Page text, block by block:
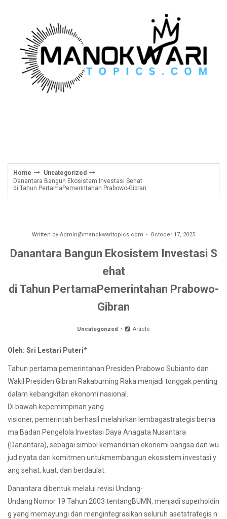
Home
Uncategorized
Danantara Bangun Ekosistem Investasi Sehat
di Tahun PertamaPemerintahan Prabowo-Gibran
Written by Admin@manokwaritopics.com October 17, 2025
Danantara Bangun Ekosistem Investasi S
ehat
di Tahun PertamaPemerintahan Prabowo-
Gibran
Uncategorized Article
Oleh: Sri Lestari Puteri*
Tahun pertama pemerintahan Presiden Prabowo Subianto dan
Wakil Presiden Gibran Rakabuming Raka menjadi tonggak penting
dalam kebangkitan ekonomi nasional.
Di bawah kepemimpinan yang
visioner, pemerintah berhasil melahirkan lembagastrategis berna
ma Badan Pengelola Investasi Daya Anagata Nusantara
(Danantara), sebagai simbol kemandirian ekonomi bangsa dan wu
jud nyata dari komitmen untukmembangun ekosistem investasi y
ang sehat, kuat, dan berdaulat.
Danantara dibentuk melalui revisi Undang-
Undang Nomor 19 Tahun 2003 tentangBUMN, menjadi superholdin
g yang memayungi dan mengintegrasikan seluruh asetstrategis n